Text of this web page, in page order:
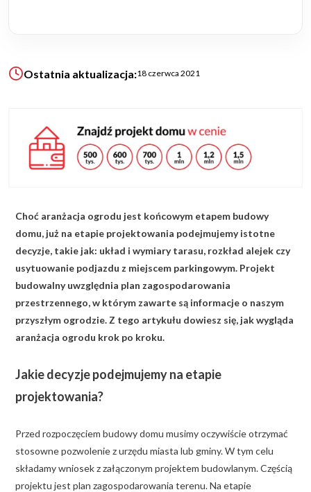
Ogrody
KALKULATOR BUDOWY
BLOG
O NAS
KONAKT
ZAPISZ SIĘ
Ostatnia aktualizacja:18 czerwca 2021
Choć aranżacja ogrodu jest końcowym etapem budowy
domu, już na etapie projektowania podejmujemy istotne
decyzje, takie jak: układ i wymiary tarasu, rozkład alejek czy
usytuowanie podjazdu z miejscem parkingowym. Projekt
budowalny uwzględnia plan zagospodarowania
przestrzennego, w którym zawarte są informacje o naszym
przyszłym ogrodzie. Z tego artykułu dowiesz się, jak wygląda
aranżacja ogrodu krok po kroku.
Jakie decyzje podejmujemy na etapie
projektowania?
Przed rozpoczęciem budowy domu musimy oczywiście otrzymać
stosowne pozwolenie z urzędu miasta lub gminy. W tym celu
składamy wniosek z załączonym projektem budowlanym. Częścią
projektu jest plan zagospodarowania terenu. Na etapie